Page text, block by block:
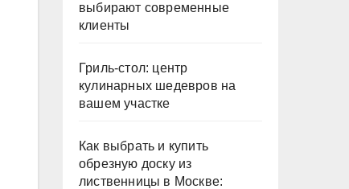
выбирают современные
клиенты
Гриль-стол: центр
кулинарных шедевров на
вашем участке
Как выбрать и купить
обрезную доску из
лиственницы в Москве: